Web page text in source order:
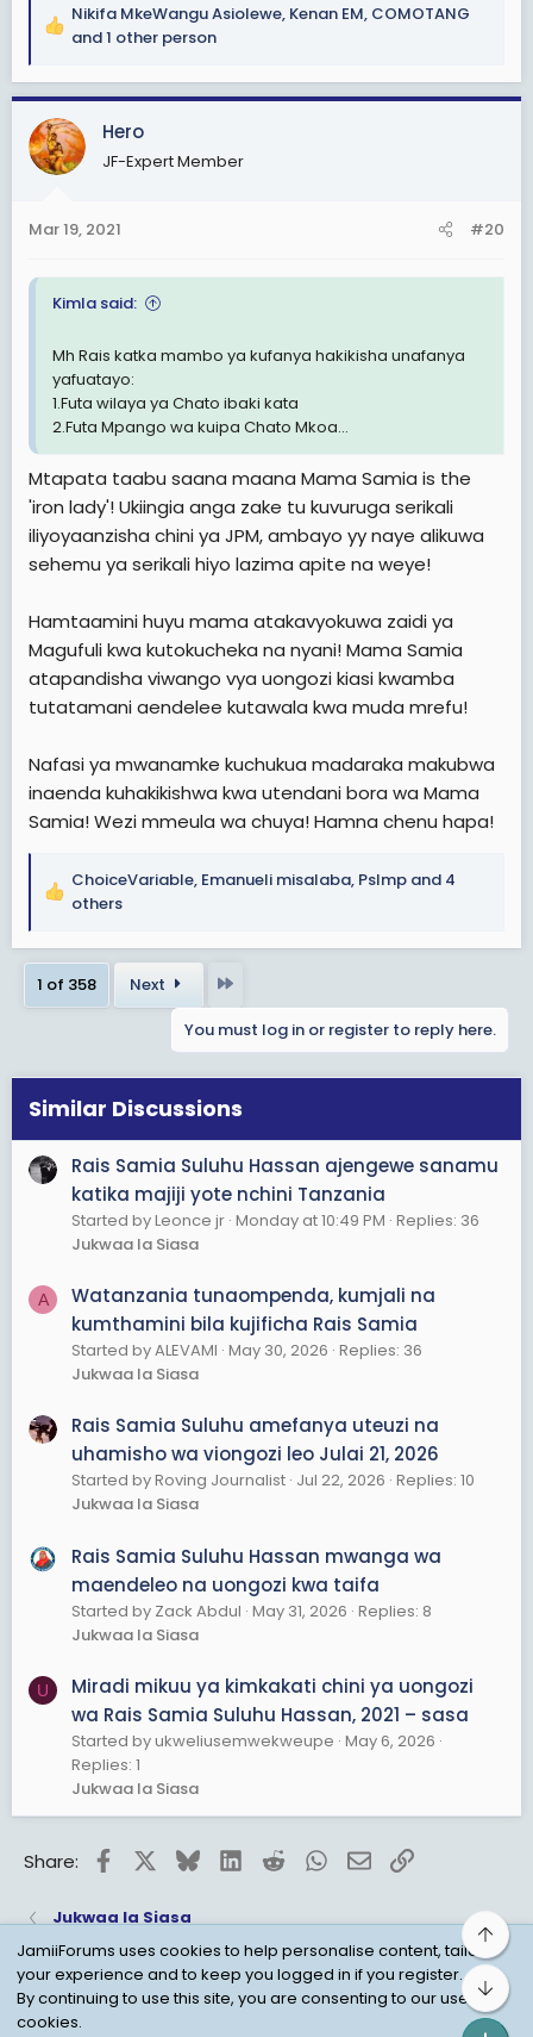
R
a
c
t
i
o
s
Nikifa MkeWangu Asiolewe, Kenan EM, COMOTANG
and 1 other person
Hero
JF-Expert Member
Mar 19, 2021 #20
Kimla said:
Mh Rais katka mambo ya kufanya hakikisha unafanya
yafuatayo:
1.Futa wilaya ya Chato ibaki kata
2.Futa Mpango wa kuipa Chato Mkoa...
Mtapata taabu saana maana Mama Samia is the
'iron lady'! Ukiingia anga zake tu kuvuruga serikali
iliyoyaanzisha chini ya JPM, ambayo yy naye alikuwa
sehemu ya serikali hiyo lazima apite na weye!
Hamtaamini huyu mama atakavyokuwa zaidi ya
Magufuli kwa kutokucheka na nyani! Mama Samia
atapandisha viwango vya uongozi kiasi kwamba
tutatamani aendelee kutawala kwa muda mrefu!
Nafasi ya mwanamke kuchukua madaraka makubwa
inaenda kuhakikishwa kwa utendani bora wa Mama
Samia! Wezi mmeula wa chuya! Hamna chenu hapa!
R
a
t
:
ChoiceVariable, Emanueli misalaba, Pslmp and 4
others
1 of 358 Next
You must log in or register to reply here.
Similar Discussions
Rais Samia Suluhu Hassan ajengewe sanamu
katika majiji yote nchini Tanzania
Started by Leonce jr Monday at 10:49 PM Replies: 36
Jukwaa la Siasa
A
Watanzania tunaompenda, kumjali na
kumthamini bila kujificha Rais Samia
Started by ALEVAMI May 30, 2026 Replies: 36
Jukwaa la Siasa
Rais Samia Suluhu amefanya uteuzi na
uhamisho wa viongozi leo Julai 21, 2026
Started by Roving Journalist Jul 22, 2026 Replies: 10
Jukwaa la Siasa
Rais Samia Suluhu Hassan mwanga wa
maendeleo na uongozi kwa taifa
Started by Zack Abdul May 31, 2026 Replies: 8
Jukwaa la Siasa
U
Miradi mikuu ya kimkakati chini ya uongozi
wa Rais Samia Suluhu Hassan, 2021 – sasa
Started by ukweliusemwekweupe May 6, 2026
Replies: 1
Jukwaa la Siasa
Share: FacebookBlueskyLinkedInRedditWhatsApp
EmailLink
Jukwaa la Siasa
Child Protection Policy
Personal Data Protection
JamiiForums uses cookies to help personalise content, tailor
your experience and to keep you logged in if you register.
By continuing to use this site, you are consenting to our use of
cookies.
Top